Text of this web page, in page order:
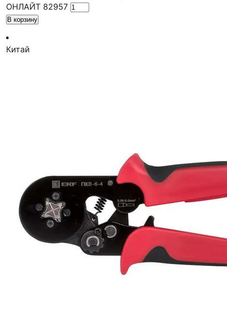
ОНЛАЙТ 82957
В корзину
Китай